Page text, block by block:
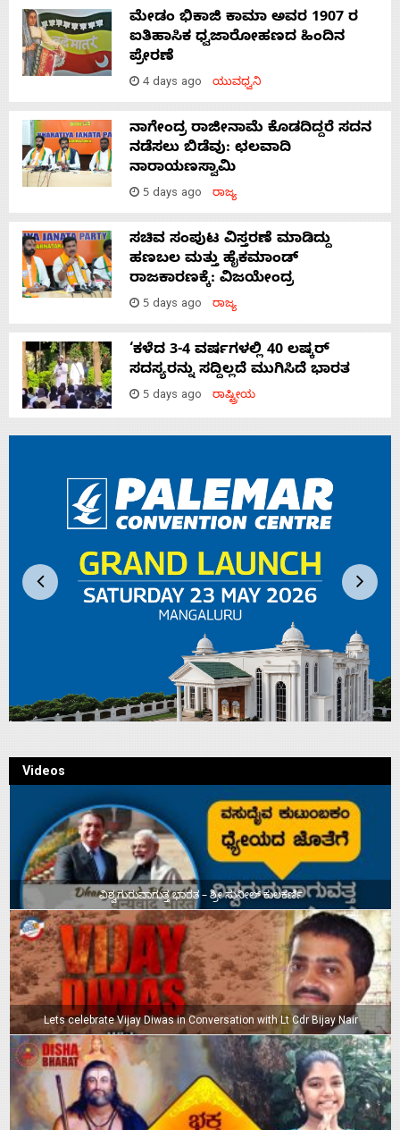
ಮೇಡಂ ಭಿಕಾಜಿ ಕಾಮಾ ಅವರ 1907 ರ
ಐತಿಹಾಸಿಕ ಧ್ವಜಾರೋಹಣದ ಹಿಂದಿನ
ಪ್ರೇರಣೆ
4 days ago ಯುವಧ್ವನಿ
ನಾಗೇಂದ್ರ ರಾಜೀನಾಮೆ ಕೊಡದಿದ್ದರೆ ಸದನ
ನಡೆಸಲು ಬಿಡೆವು: ಛಲವಾದಿ
ನಾರಾಯಣಸ್ವಾಮಿ
5 days ago ರಾಜ್ಯ
ಸಚಿವ ಸಂಪುಟ ವಿಸ್ತರಣೆ ಮಾಡಿದ್ದು
ಹಣಬಲ ಮತ್ತು ಹೈಕಮಾಂಡ್
ರಾಜಕಾರಣಕ್ಕೆ: ವಿಜಯೇಂದ್ರ
5 days ago ರಾಜ್ಯ
‘ಕಳೆದ 3-4 ವರ್ಷಗಳಲ್ಲಿ 40 ಲಷ್ಕರ್
ಸದಸ್ಯರನ್ನು ಸದ್ದಿಲ್ಲದೆ ಮುಗಿಸಿದೆ ಭಾರತ
5 days ago ರಾಷ್ಟ್ರೀಯ
Videos
ವಿಶ್ವಗುರುವಾಗುತ್ತ ಭಾರತ – ಶ್ರೀ ಸುನೀಲ್‌ ಕುಲಕರ್ಣಿ
Lets celebrate Vijay Diwas in Conversation with Lt Cdr Bijay Nair